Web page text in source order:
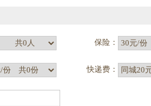
保险：
快递费：